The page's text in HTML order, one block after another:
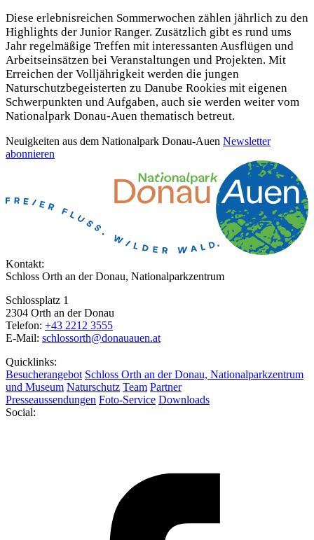
Diese erlebnisreichen Sommerwochen zählen jährlich zu den
Highlights der Junior Ranger. Zusätzlich gibt es rund ums
Jahr regelmäßige Treffen mit interessanten Ausflügen und
Arbeitseinsätzen bei Veranstaltungen und Projekten. Mit
Erreichen der Volljährigkeit werden die jungen
Naturschutzbegeisterten zu Danube Rookies mit eigenen
Schwerpunkten und Aufgaben, auch sie werden weiter vom
Nationalpark Donau-Auen thematisch betreut.
Neuigkeiten aus dem Nationalpark Donau-Auen Newsletter
abonnieren
Kontakt:
Schloss Orth an der Donau, Nationalparkzentrum
Schlossplatz 1
2304 Orth an der Donau
Telefon: +43 2212 3555
E-Mail: schlossorth@donauauen.at
Quicklinks:
Besucherangebot Schloss Orth an der Donau, Nationalparkzentrum
und Museum Naturschutz Team Partner
Presseaussendungen Foto-Service Downloads
Social: